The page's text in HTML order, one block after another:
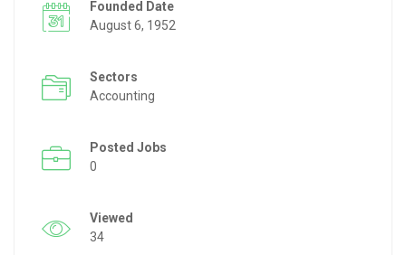
Founded Date
August 6, 1952
Sectors
Accounting
Posted Jobs
0
Viewed
34